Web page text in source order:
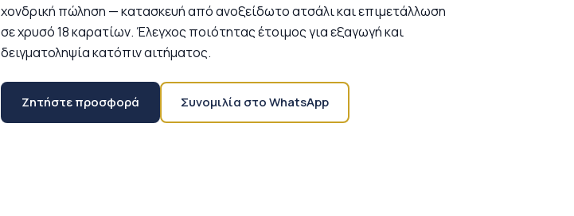
χονδρική πώληση — κατασκευή από ανοξείδωτο ατσάλι και επιμετάλλωση
σε χρυσό 18 καρατίων. Έλεγχος ποιότητας έτοιμος για εξαγωγή και
δειγματοληψία κατόπιν αιτήματος.
Ζητήστε προσφορά Συνομιλία στο WhatsApp